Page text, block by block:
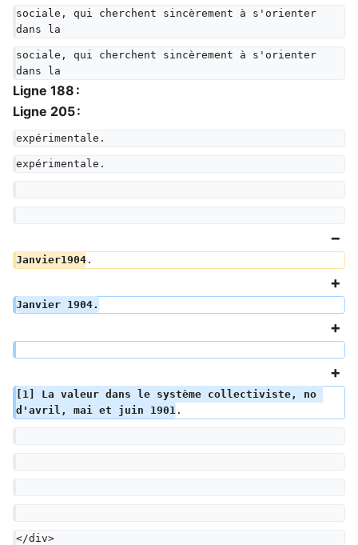
sociale, qui cherchent sincèrement à s'orienter
dans la
sociale, qui cherchent sincèrement à s'orienter
dans la
Ligne 188 :
Ligne 205 :
expérimentale.
expérimentale.
Janvier1904 .
Janvier 1904.
[1] La valeur dans le système collectiviste, no
d'avril, mai et juin 1901 .
</div>